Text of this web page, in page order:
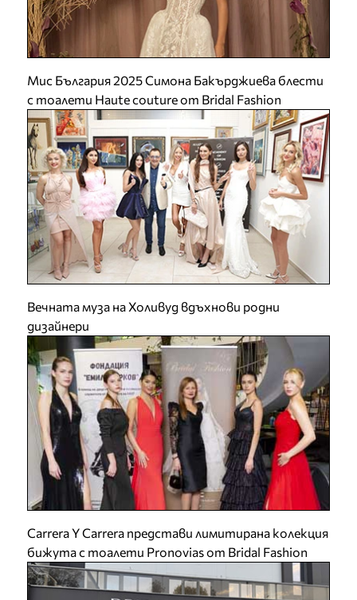
Мис България 2025 Симона Бакърджиева блести
с тоалети Haute couture от Bridal Fashion
Вечната муза на Холивуд вдъхнови родни
дизайнери
Carrera Y Carrera представи лимитирана колекция
бижута с тоалети Pronovias от Bridal Fashion